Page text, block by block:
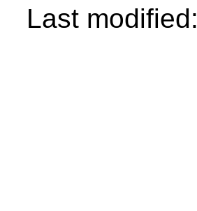
Last modified: